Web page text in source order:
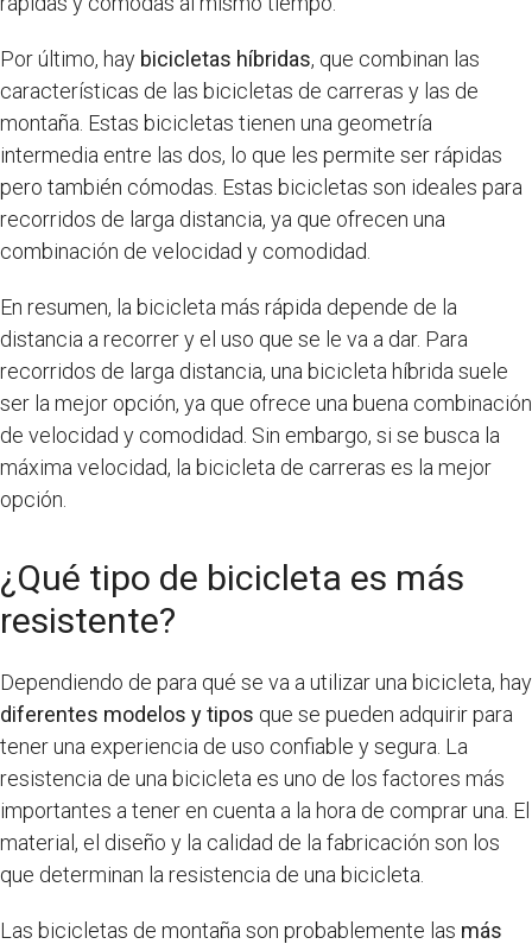
Por último, hay bicicletas híbridas, que combinan las
características de las bicicletas de carreras y las de
montaña. Estas bicicletas tienen una geometría
intermedia entre las dos, lo que les permite ser rápidas
pero también cómodas. Estas bicicletas son ideales para
recorridos de larga distancia, ya que ofrecen una
combinación de velocidad y comodidad.
En resumen, la bicicleta más rápida depende de la
distancia a recorrer y el uso que se le va a dar. Para
recorridos de larga distancia, una bicicleta híbrida suele
ser la mejor opción, ya que ofrece una buena combinación
de velocidad y comodidad. Sin embargo, si se busca la
máxima velocidad, la bicicleta de carreras es la mejor
opción.
¿Qué tipo de bicicleta es más
resistente?
Dependiendo de para qué se va a utilizar una bicicleta, hay
diferentes modelos y tipos que se pueden adquirir para
tener una experiencia de uso confiable y segura. La
resistencia de una bicicleta es uno de los factores más
importantes a tener en cuenta a la hora de comprar una. El
material, el diseño y la calidad de la fabricación son los
que determinan la resistencia de una bicicleta.
Las bicicletas de montaña son probablemente las más